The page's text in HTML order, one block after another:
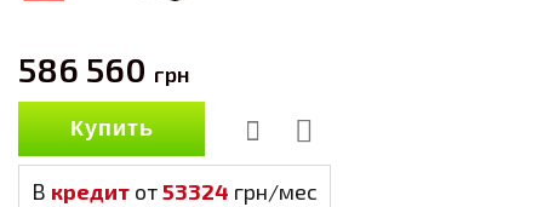
586 560 грн
Купить
В кредит от53324 грн/мес